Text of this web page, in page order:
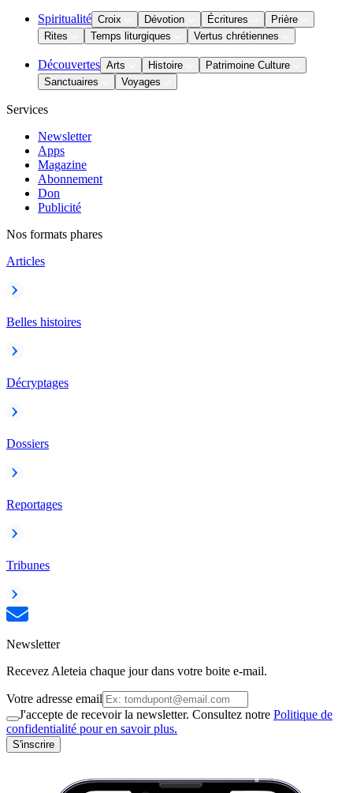
Spiritualité Croix Dévotion Écritures
Prière
Rites
Temps liturgiques Vertus chrétiennes
Découvertes Arts Histoire
Patrimoine Culture
Sanctuaires
Voyages
Services
Newsletter
Apps
Magazine
Abonnement
Don
Publicité
Nos formats phares
Articles
Belles histoires
Décryptages
Dossiers
Reportages
Tribunes
Newsletter
Recevez Aleteia chaque jour dans votre boite e-mail.
Votre adresse email
J'accepte de recevoir la newsletter. Consultez notre Politique de
confidentialité pour en savoir plus.
S'inscrire